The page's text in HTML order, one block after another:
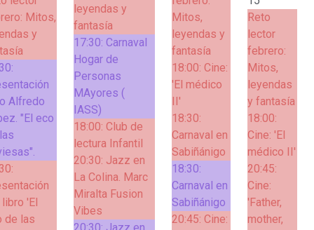
Mitos,
y
Alfredo
"El eco
'El
de las
leyendas y
fantasía
17:30: Carnaval
Hogar de
Personas
MAyores (
IASS)
18:00: Club de
lectura Infantil
20:30: Jazz en
La Colina. Marc
Miralta Fusion
Vibes
Mitos,
leyendas y
fantasía
18:00: Cine:
'El médico
II'
18:30:
Carnaval en
Sabiñánigo
18:30:
Carnaval en
Sabiñánigo
20:45: Cine:
Reto
lector
febrero:
Mitos,
leyendas
y fantasía
18:00:
Cine: 'El
médico II'
20:45:
Cine:
'Father,
mother,